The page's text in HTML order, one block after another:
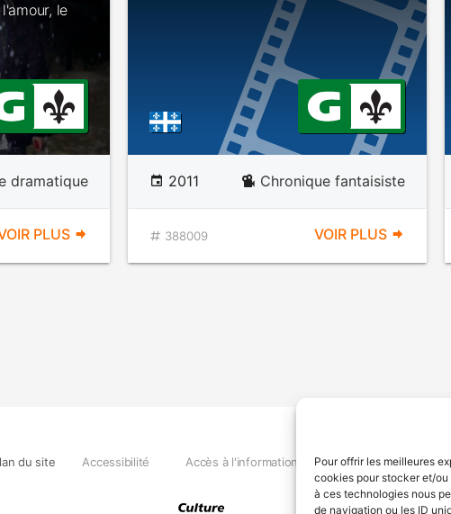
Pour offrir les meilleures
cookies pour stocker et/
à ces technologies nous
de navigation ou les ID
le
dramatique
PLUS
2011 Chronique fantaisiste
388009 VOIR PLUS
du site Accessibilité Accès à l'information Déclaration de